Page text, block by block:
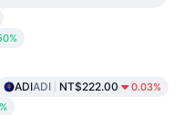
ADIADI NT$222.00 0.03%